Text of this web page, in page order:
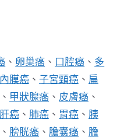
、 卵巢癌 、 口腔癌 、 多
膜癌 、 子宮頸癌 、 扁
、 甲狀腺癌 、 皮膚癌 、
肝癌 、 肺癌 、 胃癌 、 胰
、 膀胱癌 、 膽囊癌 、 膽